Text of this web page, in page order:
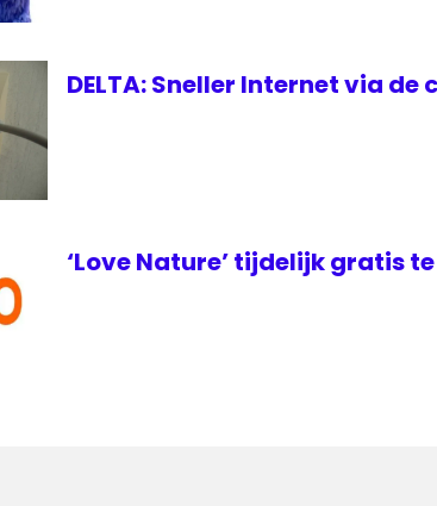
DELTA: Sneller Internet via de
‘Love Nature’ tijdelijk gratis